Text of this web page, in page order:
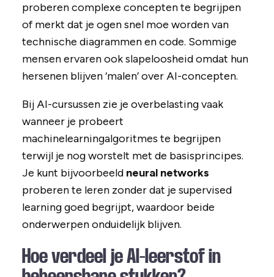
proberen complexe concepten te begrijpen
of merkt dat je ogen snel moe worden van
technische diagrammen en code. Sommige
mensen ervaren ook slapeloosheid omdat hun
hersenen blijven ‘malen’ over AI-concepten.
Bij AI-cursussen zie je overbelasting vaak
wanneer je probeert
machinelearningalgoritmes te begrijpen
terwijl je nog worstelt met de basisprincipes.
Je kunt bijvoorbeeld neural networks
proberen te leren zonder dat je supervised
learning goed begrijpt, waardoor beide
onderwerpen onduidelijk blijven.
Hoe verdeel je AI-leerstof in